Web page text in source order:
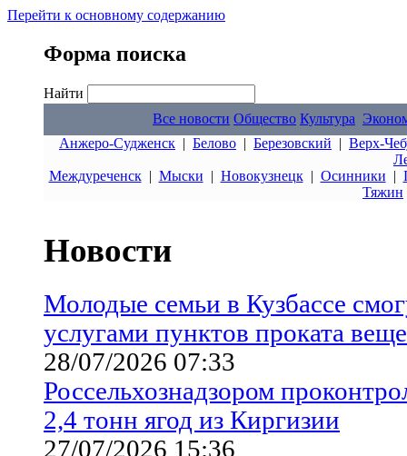
Перейти к основному содержанию
Форма поиска
Найти
Все новости Общество Культура
Анжеро-Судженск | Белово | Березовский | Верх-
Междуреченск| Мыски | Новокузнецк| Осинники |
Тяжин
Новости
Молодые семьи в Кузбассе
услугами пунктов проката
28/07/2026 07:33
Россельхознадзором
2,4 тонн ягод из Киргизии
27/07/2026 15:36